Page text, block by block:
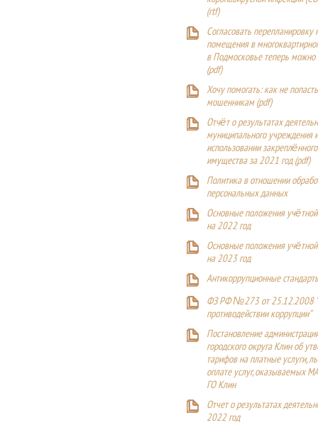
(rtf)
Согласовать перепланировку
помещения в
в Подмосковье теперь можно
(pdf)
Хочу помогать: как не
мошенникам (pdf)
Отчёт о результатах
муниципального учреждения
использовании
имущества за 2021 год (pdf)
Политика в отношении
персональных данных
Основные положения
на 2022 год
Основные положения
на 2023 год
Антикоррупционные
ФЗ РФ №273 от 25.12.2008
противодействии коррупции"
Постановление
городского округа Клин об
тарифов на платные услуги,
оплате услуг, оказываемых
ГО Клин
Отчет о результатах
2022 год